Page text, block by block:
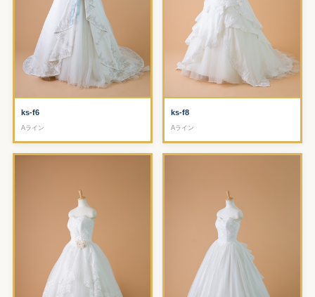
ks-f6
Aライン
ks-f8
Aライン